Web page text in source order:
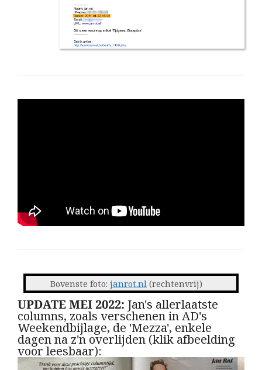
Bovenste foto: janrot.nl (rechtenvrij)
UPDATE MEI 2022: Jan's allerlaatste
columns, zoals verschenen in AD's
Weekendbijlage, de 'Mezza', enkele
dagen na z'n overlijden (klik afbeelding
voor leesbaar):